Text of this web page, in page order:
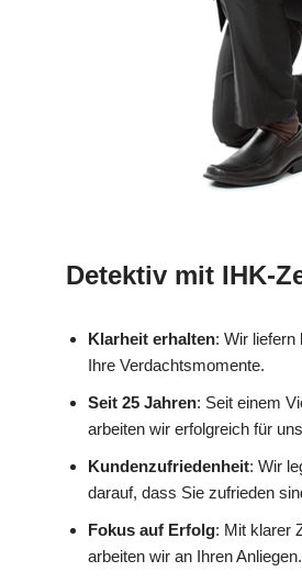
Detektiv mit IHK-
Klarheit erhalten: Wir liefern
Ihre Verdachtsmomente.
Seit 25 Jahren: Seit einem
arbeiten wir erfolgreich für
Kundenzufriedenheit: Wir
darauf, dass Sie zufrieden
Fokus auf Erfolg: Mit klarer
arbeiten wir an Ihren Anliegen.